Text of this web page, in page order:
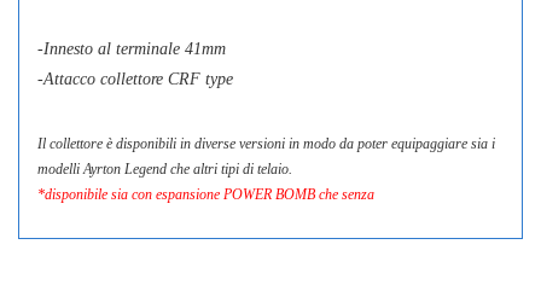
-Innesto al terminale 41mm
-Attacco collettore CRF type
Il collettore è disponibili in diverse versioni in modo da poter equipaggiare sia i
modelli Ayrton Legend che altri tipi di telaio.
*disponibile sia con espansione POWER BOMB che senza